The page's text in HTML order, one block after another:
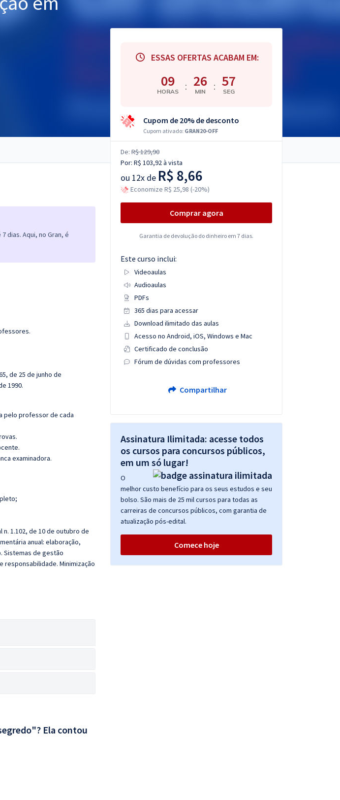
dias. Aqui, no Gran, é
de 25 de junho de
1990.
pelo professor de cada
examinadora.
n. 1.102, de 10 de outubro de
anual: elaboração,
Sistemas de gestão
responsabilidade. Minimização
Ela contou
ESSAS OFERTAS ACABAM EM:
09
HORAS : 26
MIN : 56
SEG
Cupom de 20% de desconto
Cupom ativado: GRAN20-OFF
De: R$ 129,90
Por: R$ 103,92à vista
ou 12x de R$ 8,66
Economize R$ 25,98 (-20%)
Comprar agora
Garantia de devolução do dinheiro em 7 dias.
Este curso inclui:
Videoaulas
Audioaulas
PDFs
365 dias para acessar
Download ilimitado das aulas
Acesso no Android, iOS, Windows e Mac
Certificado de conclusão
Fórum de dúvidas com professores
Compartilhar
Assinatura Ilimitada: acesse todos
os cursos para concursos públicos,
em um só lugar!
O
melhor custo benefício para os seus estudos e seu
bolso. São mais de 25 mil cursos para todas as
carreiras de concursos públicos, com garantia de
atualização pós-edital.
Comece hoje